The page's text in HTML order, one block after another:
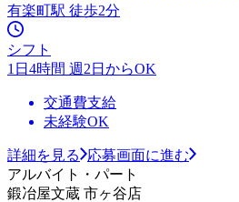
有楽町駅 徒歩2分
シフト
1日4時間 週2日からOK
交通費支給
未経験OK
詳細を見る
応募画面に進む
アルバイト・パート
鍛冶屋文蔵 市ヶ谷店